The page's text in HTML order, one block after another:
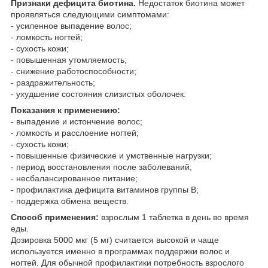
Признаки дефицита биотина. Недостаток биотина может
проявляться следующими симптомами:
- усиленное выпадение волос;
- ломкость ногтей;
- сухость кожи;
- повышенная утомляемость;
- снижение работоспособности;
- раздражительность;
- ухудшение состояния слизистых оболочек.
Показания к применению:
- выпадение и истончение волос;
- ломкость и расслоение ногтей;
- сухость кожи;
- повышенные физические и умственные нагрузки;
- период восстановления после заболеваний;
- несбалансированное питание;
- профилактика дефицита витаминов группы В;
- поддержка обмена веществ.
Способ применения: взрослым 1 таблетка в день во время
еды.
Дозировка 5000 мкг (5 мг) считается высокой и чаще
используется именно в программах поддержки волос и
ногтей. Для обычной профилактики потребность взрослого